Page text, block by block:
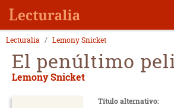
Lecturalia Lemony Snicket
El penúltimo
Lemony Snicket
Título alternativo: